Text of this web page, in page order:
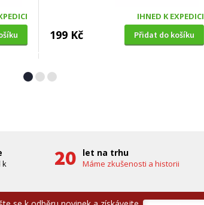
IHNED K EXPEDICI
199 Kč Přidat do košíku
Extol Craft (99130), 150x180cm,
k
let na trhu
Máme zkušenosti a historii